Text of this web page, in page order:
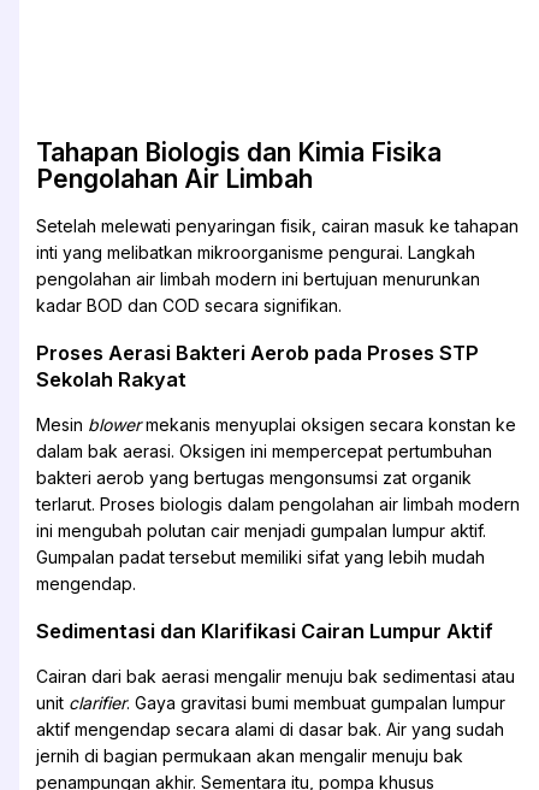
Tahapan Biologis dan Kimia Fisika
Pengolahan Air Limbah
Setelah melewati penyaringan fisik, cairan masuk ke tahapan
inti yang melibatkan mikroorganisme pengurai. Langkah
pengolahan air limbah modern ini bertujuan menurunkan
kadar BOD dan COD secara signifikan.
Proses Aerasi Bakteri Aerob pada Proses STP
Sekolah Rakyat
Mesin blowermekanis menyuplai oksigen secara konstan ke
dalam bak aerasi. Oksigen ini mempercepat pertumbuhan
bakteri aerob yang bertugas mengonsumsi zat organik
terlarut. Proses biologis dalam pengolahan air limbah modern
ini mengubah polutan cair menjadi gumpalan lumpur aktif.
Gumpalan padat tersebut memiliki sifat yang lebih mudah
mengendap.
Sedimentasi dan Klarifikasi Cairan Lumpur Aktif
Cairan dari bak aerasi mengalir menuju bak sedimentasi atau
unit clarifier. Gaya gravitasi bumi membuat gumpalan lumpur
aktif mengendap secara alami di dasar bak. Air yang sudah
jernih di bagian permukaan akan mengalir menuju bak
penampungan akhir. Sementara itu, pompa khusus